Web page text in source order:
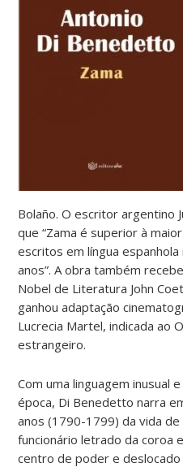
Bolaño. O escritor argentino
que “Zama é superior à
escritos em língua
anos”. A obra também
Nobel de Literatura John
ganhou adaptação
Lucrecia Martel, indicada ao
estrangeiro.
Com uma linguagem inusual
época, Di Benedetto narra
anos (1790-1799) da vida de
funcionário letrado da coroa
centro de poder e deslocado